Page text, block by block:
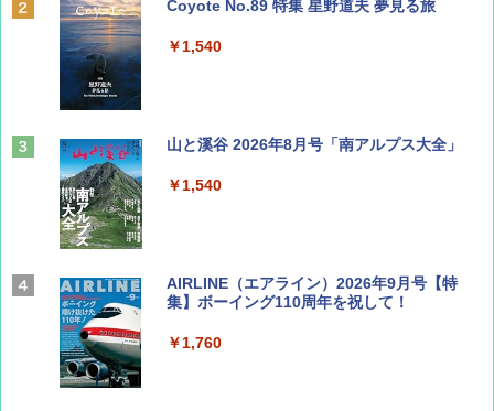
Coyote No.89 特集 星野道夫 夢見る旅
￥1,540
山と溪谷 2026年8月号「南アルプス大全」
￥1,540
AIRLINE（エアライン）2026年9月号【特
集】ボーイング110周年を祝して！
￥1,760